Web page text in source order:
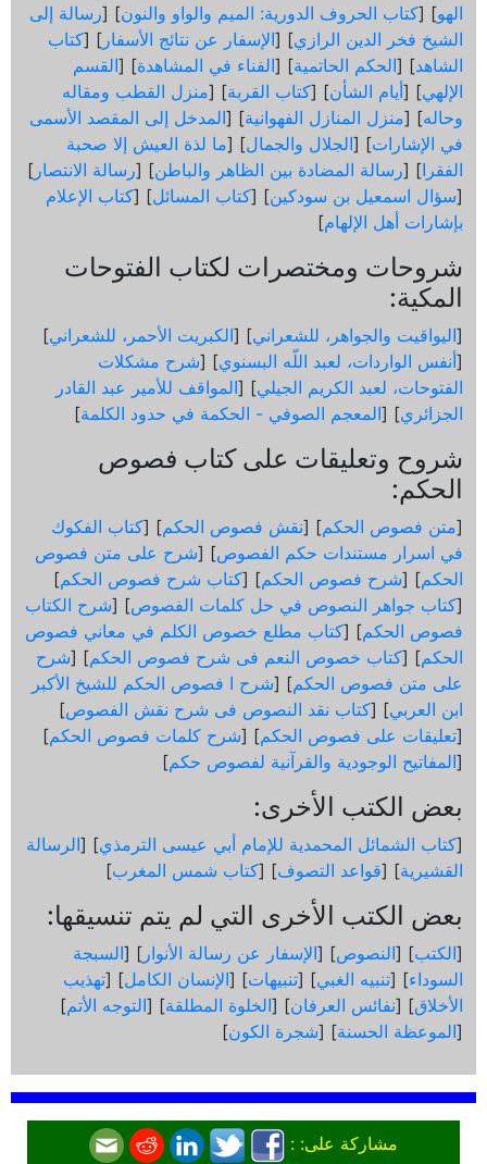
الهو] [كتاب الحروف الدورية: الميم والواو والنون] [رسالة إلى
الشيخ فخر الدين الرازي] [الإسفار عن نتائج الأسفار ] [كتاب
الشاهد] [الحكم الحاتمية] [الفناء في المشاهدة] [القسم
الإلهي] [أيام الشأن] [كتاب القربة] [منزل القطب ومقاله
وحاله] [منزل المنازل الفهوانية] [المدخل إلى المقصد الأسمى
في الإشارات] [الجلال والجمال] [ما لذة العيش إلا صحبة
الفقرا] [رسالة المضادة بين الظاهر والباطن] [رسالة الانتصار ]
[سؤال اسمعيل بن سودكين] [كتاب المسائل] [كتاب الإعلام
بإشارات أهل الإلهام]
شروحات ومختصرات لكتاب الفتوحات
المكية:
[اليواقيت والجواهر، للشعراني] [الكبريت الأحمر، للشعراني]
[أنفس الواردات، لعبد اللّه البسنوي] [شرح مشكلات
الفتوحات، لعبد الكريم الجيلي] [المواقف للأمير عبد القادر
الجزائري] [المعجم الصوفي - الحكمة في حدود الكلمة]
شروح وتعليقات على كتاب فصوص
الحكم:
[متن فصوص الحكم] [نقش فصوص الحكم] [كتاب الفكوك
في اسرار مستندات حكم الفصوص] [شرح على متن فصوص
الحكم] [شرح فصوص الحكم] [كتاب شرح فصوص الحكم]
[كتاب جواهر النصوص في حل كلمات الفصوص] [شرح الكتاب
فصوص الحكم] [كتاب مطلع خصوص الكلم في معاني فصوص
الحكم] [كتاب خصوص النعم فى شرح فصوص الحكم] [شرح
على متن فصوص الحكم] [شرح ا فصوص الحكم للشيخ الأكبر
ابن العربي] [كتاب نقد النصوص فى شرح نقش الفصوص]
[تعليقات على فصوص الحكم] [شرح كلمات فصوص الحكم]
[المفاتيح الوجودية والقرآنیة لفصوص حكم]
بعض الكتب الأخرى:
[كتاب الشمائل المحمدية للإمام أبي عيسى الترمذي] [الرسالة
القشيرية] [قواعد التصوف] [كتاب شمس المغرب]
بعض الكتب الأخرى التي لم يتم تنسيقها:
[الكتب] [النصوص] [الإسفار عن رسالة الأنوار ] [السبجة
السوداء] [تنبيه الغبي] [تنبيهات] [الإنسان الكامل] [تهذيب
الأخلاق] [نفائس العرفان] [الخلوة المطلقة] [التوجه الأتم]
[الموعظة الحسنة] [شجرة الكون]
مشاركة على: :